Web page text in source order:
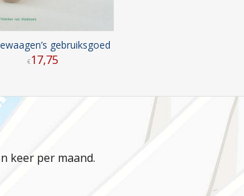
gebruiksgoed
€17,75
keer per maand.